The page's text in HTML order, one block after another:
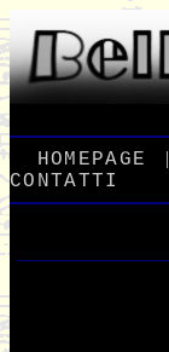
HOMEPAGE |
CONTATTI